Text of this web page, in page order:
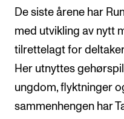
De siste årene har
med utvikling av nytt
tilrettelagt for
Her utnyttes
ungdom, flyktninger
sammenhengen har